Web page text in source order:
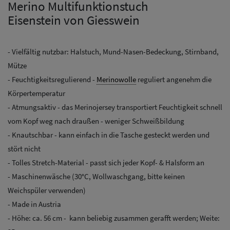
Merino Multifunktionstuch
Eisenstein von Giesswein
- Vielfältig nutzbar: Halstuch, Mund-Nasen-Bedeckung, Stirnband,
Mütze
- Feuchtigkeitsregulierend - Merinowolle reguliert angenehm die
Körpertemperatur
- Atmungsaktiv - das Merinojersey transportiert Feuchtigkeit schnell
vom Kopf weg nach draußen - weniger Schweißbildung
- Knautschbar - kann einfach in die Tasche gesteckt werden und
stört nicht
- Tolles Stretch-Material - passt sich jeder Kopf- & Halsform an
- Maschinenwäsche (30°C, Wollwaschgang, bitte keinen
Weichspüler verwenden)
- Made in Austria
- Höhe: ca. 56 cm - kann beliebig zusammen gerafft werden; Weite: